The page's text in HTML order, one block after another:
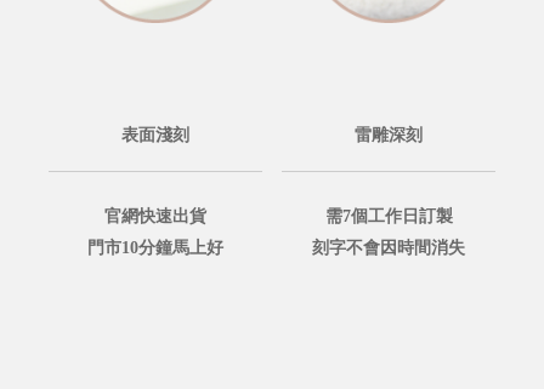
表面淺刻
官網快速出貨
門市10分鐘馬上好
雷雕深刻
需7個工作日訂製
刻字不會因時間消失